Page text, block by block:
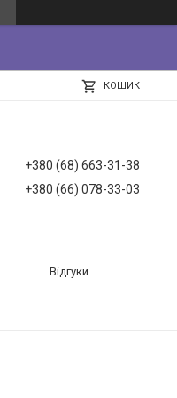
КОШИК
+380 (68) 663-31-38
+380 (66) 078-33-03
Відгуки